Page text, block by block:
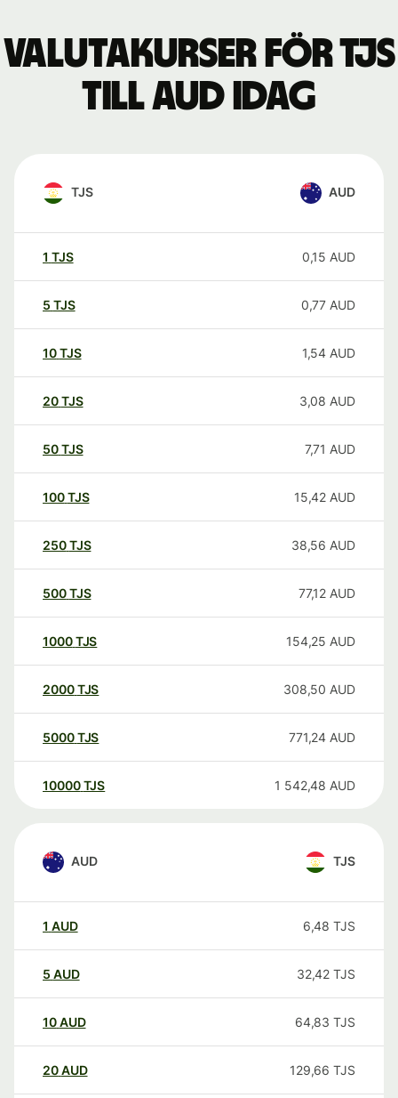
Valutakurser för TJS
till AUD idag
TJS AUD
1 TJS 0,15 AUD
5 TJS 0,77 AUD
10TJS 1,54 AUD
20TJS 3,08 AUD
50TJS 7,71 AUD
100TJS 15,42 AUD
250TJS 38,56 AUD
500TJS 77,12 AUD
1000TJS 154,25 AUD
2000TJS 308,50 AUD
5000TJS 771,24 AUD
10000 TJS 1 542,48 AUD
AUD TJS
1 AUD 6,48 TJS
5 AUD 32,42 TJS
10AUD 64,83 TJS
20AUD 129,66 TJS